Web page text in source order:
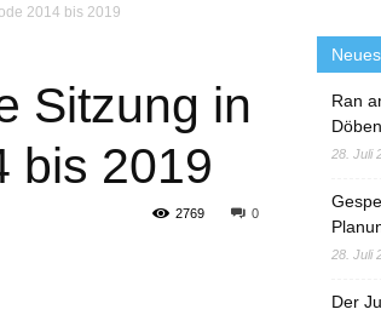
2014 bis 2019
Sitzung in
bis 2019
0
2769
Ran
28. Juli
28. Juli
Der